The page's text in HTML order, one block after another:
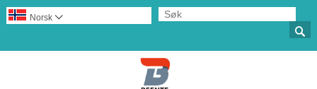

Norsk‎ 